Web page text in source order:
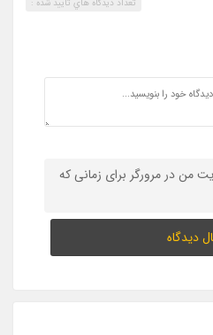
تعداد ديدگاه هاي تاييد شده :
من در مرورگر برای زمانی که